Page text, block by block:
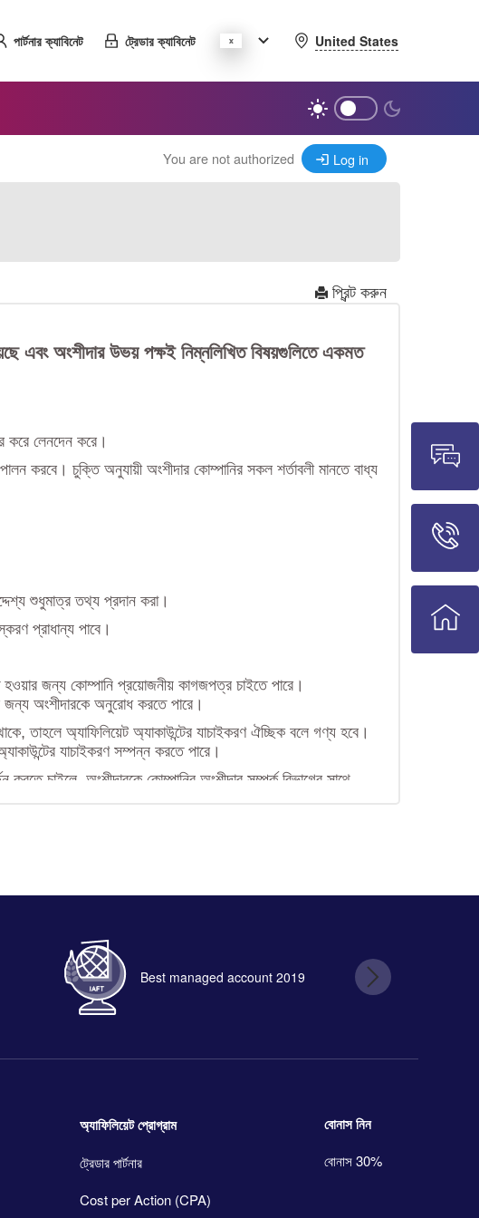
পার্টনার ক্যাবিনেট ট্রেডার ক্যাবিনেট United States
You are not authorized Log in
প্রিন্ট করুন
Best managed account 2019
অ্যাফিলিয়েট প্রোগ্রাম
ট্রেডার পার্টনার
Cost per Action (CPA)
বোনাস নিন
বোনাস 30%